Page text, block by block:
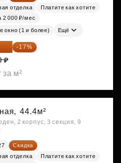
отделка
Платите как хотите
2 000 ₽/мес
окно (1 и более) Ещё
₽ -17%
₽
м²
44.4м²
2 корпус, 3 секция, 9
Скидка
отделка
Платите как хотите